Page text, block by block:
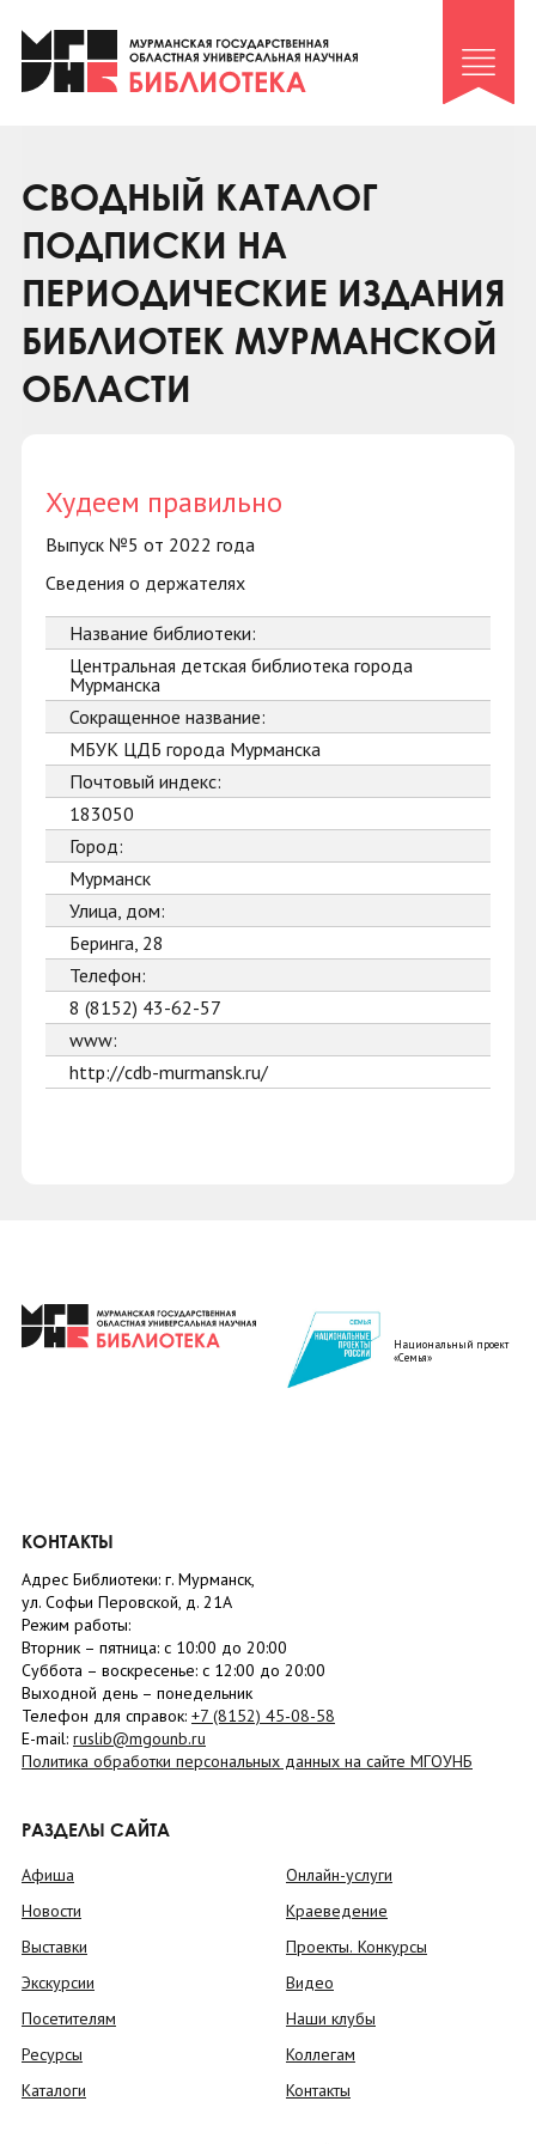
Клуб «Гиря и сельдерей»
Клуб «Семейный архив»
Коллегам
Контакты
СВОДНЫЙ КАТАЛОГ
ПОДПИСКИ НА
ПЕРИОДИЧЕСКИЕ ИЗДАНИЯ
БИБЛИОТЕК МУРМАНСКОЙ
ОБЛАСТИ
Худеем правильно
Выпуск №5 от 2022 года
Сведения о держателях
Название библиотеки:
Центральная детская библиотека города
Мурманска
Сокращенное название:
МБУК ЦДБ города Мурманска
Почтовый индекс:
183050
Город:
Мурманск
Улица, дом:
Беринга, 28
Телефон:
8 (8152) 43-62-57
www:
http://cdb-murmansk.ru/
Национальный проект
«Семья»
КОНТАКТЫ
Адрес Библиотеки: г. Мурманск,
ул. Софьи Перовской, д. 21А
Режим работы:
Вторник – пятница: с 10:00 до 20:00
Суббота – воскресенье: c 12:00 до 20:00
Выходной день – понедельник
Телефон для справок: +7 (8152) 45-08-58
E-mail: ruslib@mgounb.ru
Политика обработки персональных данных на сайте МГОУНБ
РАЗДЕЛЫ САЙТА
Афиша
Новости
Выставки
Экскурсии
Посетителям
Ресурсы
Каталоги
Онлайн-услуги
Краеведение
Проекты. Конкурсы
Видео
Наши клубы
Коллегам
Контакты